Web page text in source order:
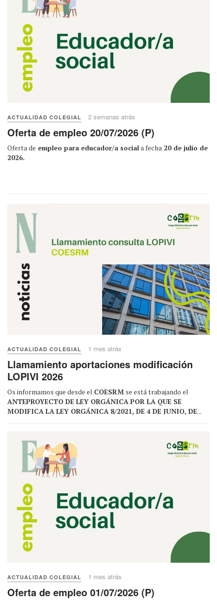
ACTUALIDAD COLEGIAL 2 semanas atrás
Oferta de empleo 20/07/2026 (P)
Oferta de empleo para educador/a sociala fecha 20 de julio de
2026.
ACTUALIDAD COLEGIAL 1 mes atrás
Llamamiento aportaciones modificación
LOPIVI 2026
Os informamos que desde el COESRM se está trabajando el
ANTEPROYECTO DE LEY ORGÁNICA POR LA QUE SE
MODIFICA LA LEY ORGÁNICA 8/2021, DE 4 DE JUNIO, DE...
ACTUALIDAD COLEGIAL 1 mes atrás
Oferta de empleo 01/07/2026 (P)